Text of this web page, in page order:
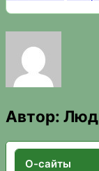
Автор:
О-сайты